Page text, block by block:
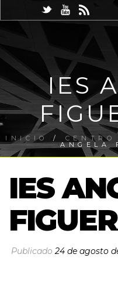
IES
INICIO /
ANGELA
IES
Publicado24 de agosto